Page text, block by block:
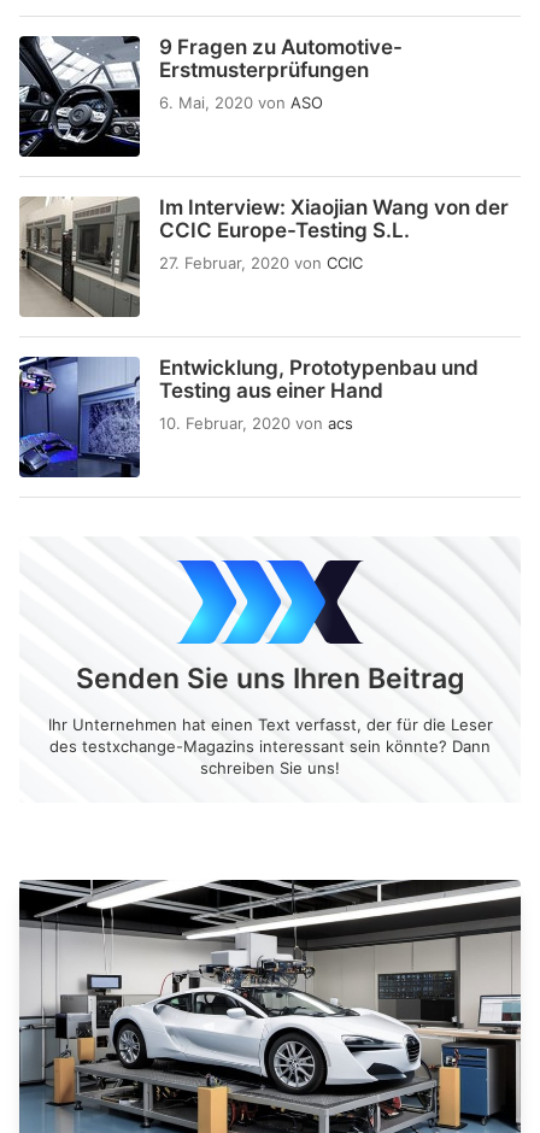
9 Fragen zu Automotive-
Erstmusterprüfungen
6. Mai, 2020 von ASO
Im Interview: Xiaojian Wang von der
CCIC Europe-Testing S.L.
27. Februar, 2020 von CCIC
Entwicklung, Prototypenbau und
Testing aus einer Hand
10. Februar, 2020 von acs
Senden Sie uns Ihren Beitrag
Ihr Unternehmen hat einen Text verfasst, der für die Leser
des testxchange-Magazins interessant sein könnte? Dann
schreiben Sie uns!